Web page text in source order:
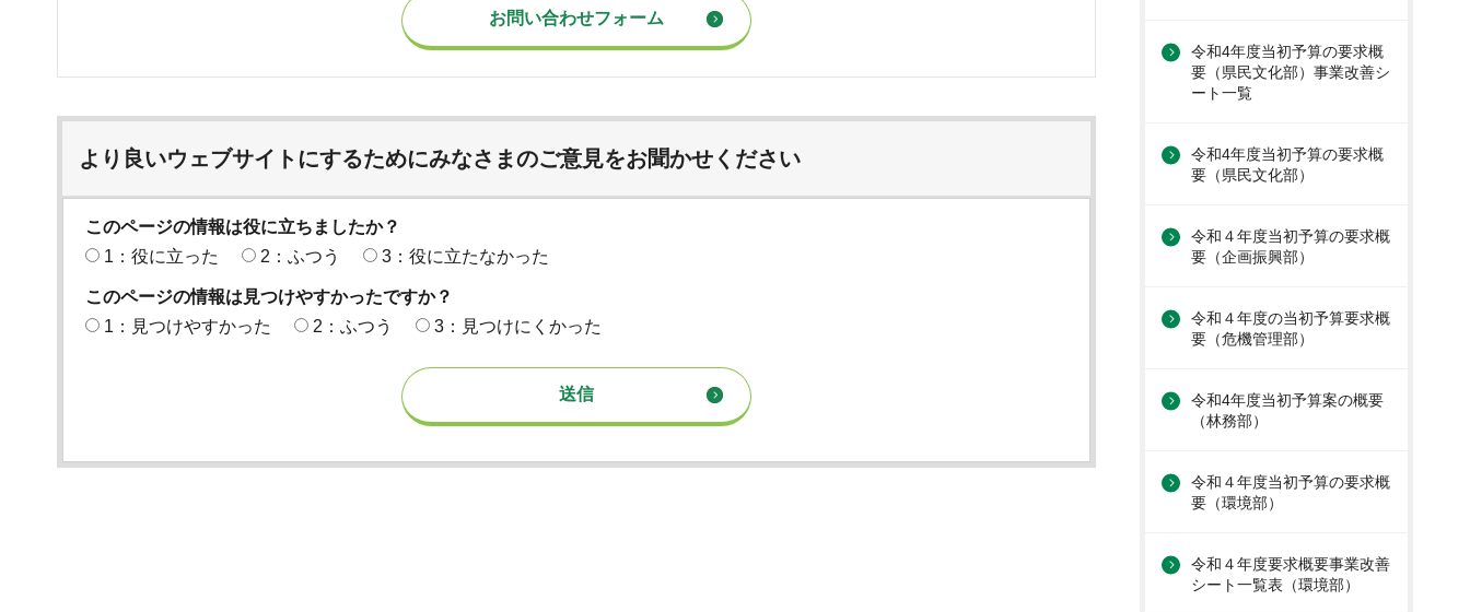
より良いウェブサイトにするためにみなさまのご意見をお聞かせください
このページの情報は役に立ちましたか？
1：役に立った
2：ふつう 3：役に立たなかった
このページの情報は見つけやすかったですか？
1：見つけやすかった
2：ふつう 3：見つけにくかった
令和4年度当初予算の要求概
要（県民文化部）事業改善シ
ート一覧
令和4年度当初予算の要求概
要（県民文化部）
令和４年度当初予算の要求概
要（企画振興部）
令和４年度の当初予算要求概
要（危機管理部）
令和4年度当初予算案の概要
（林務部）
令和４年度当初予算の要求概
要（環境部）
令和４年度要求概要事業改善
シート一覧表（環境部）